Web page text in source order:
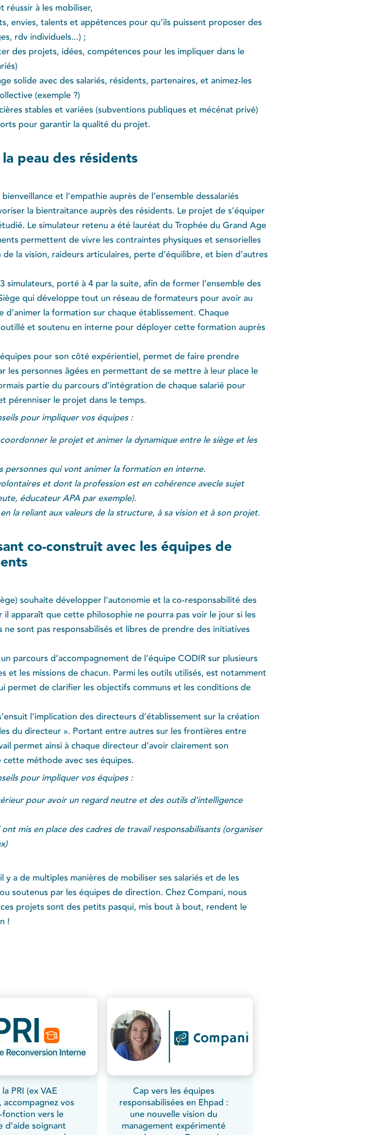
réussir à les mobiliser,
envies, talents et appétences pour qu’ils puissent proposer des
rdv individuels...) ;
des projets, idées, compétences pour les impliquer dans le
solide avec des salariés, résidents, partenaires, et animez-les
(exemple ?)
stables et variées (subventions publiques et mécénat privé)
pour garantir la qualité du projet.
peau des résidents
et l’empathie auprès de l’ensemble dessalariés
la bientraitance auprès des résidents. Le projet de s’équiper
Le simulateur retenu a été lauréat du Trophée du Grand Age
permettent de vivre les contraintes physiques et sensorielles
de la vision, raideurs articulaires, perte d’équilibre, et bien d’autres
simulateurs, porté à 4 par la suite, afin de former l’ensemble des
qui développe tout un réseau de formateurs pour avoir au
la formation sur chaque établissement. Chaque
et soutenu en interne pour déployer cette formation auprès
pour son côté expérientiel, permet de faire prendre
les personnes âgées en permettant de se mettre à leur place le
partie du parcours d’intégration de chaque salarié pour
pérenniser le projet dans le temps.
pour impliquer vos équipes :
le projet et animer la dynamique entre le siège et les
qui vont animer la formation en interne.
et dont la profession est en cohérence avecle sujet
éducateur APA par exemple).
la reliant aux valeurs de la structure, à sa vision et à son projet.
co-construit avec les équipes de
souhaite développer l’autonomie et la co-responsabilité des
il apparaît que cette philosophie ne pourra pas voir le jour si les
sont pas responsabilisés et libres de prendre des initiatives
parcours d’accompagnement de l’équipe CODIR sur plusieurs
et les missions de chacun. Parmi les outils utilisés, est notamment
permet de clarifier les objectifs communs et les conditions de
l’implication des directeurs d’établissement sur la création
du directeur ». Portant entre autres sur les frontières entre
permet ainsi à chaque directeur d’avoir clairement son
méthode avec ses équipes.
pour impliquer vos équipes :
pour avoir un regard neutre et des outils d’intelligence
ont mis en place des cadres de travail responsabilisants (organiser
a de multiples manières de mobiliser ses salariés et de les
soutenus par les équipes de direction. Chez Compani, nous
projets sont des petits pasqui, mis bout à bout, rendent le
!
PRI (ex VAE
accompagnez vos
fonction vers le
d’aide soignant
Cap vers les équipes
responsabilisées en Ehpad :
une nouvelle vision du
management expérimenté